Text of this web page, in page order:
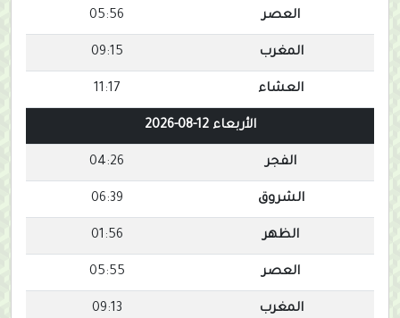
العصر 05:56
المغرب 09:15
العشاء 11:17
الأربعاء 12-08-2026
الفجر 04:26
الشروق 06:39
الظهر 01:56
العصر 05:55
المغرب 09:13